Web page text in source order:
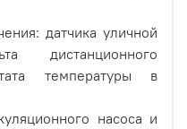
датчика уличной
дистанционного
температуры в
насоса и